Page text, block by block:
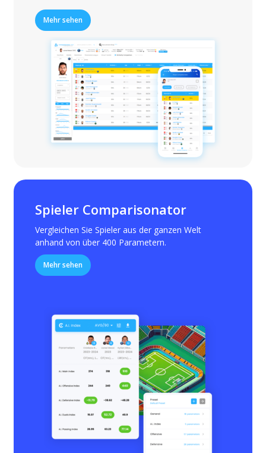
Mehr sehen
Spieler Comparisonator
Vergleichen Sie Spieler aus der ganzen Welt
anhand von über 400 Parametern.
Mehr sehen